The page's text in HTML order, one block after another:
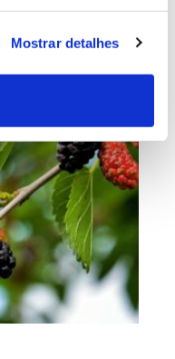
Mostrar detalhes
floresta é a sua
para